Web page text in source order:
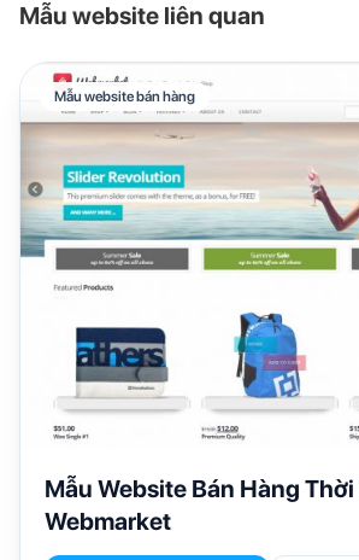
Mẫu website liên quan
Mẫu website bán hàng
Mẫu Website Bán Hàng
Webmarket